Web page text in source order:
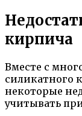
кирпича
Вместе с
силикатного
некоторые
учитывать